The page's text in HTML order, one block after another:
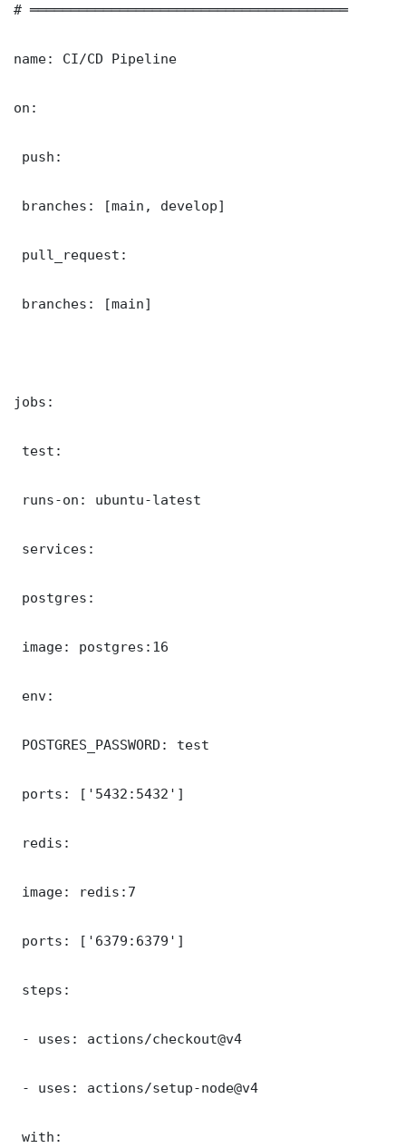
# ═══════════════════════════════════════
name: CI/CD Pipeline
on:
push:
branches: [main, develop]
pull_request:
branches: [main]
jobs:
test:
runs-on: ubuntu-latest
services:
postgres:
image: postgres:16
env:
POSTGRES_PASSWORD: test
ports: ['5432:5432']
redis:
image: redis:7
ports: ['6379:6379']
steps:
- uses: actions/checkout@v4
- uses: actions/setup-node@v4
with: